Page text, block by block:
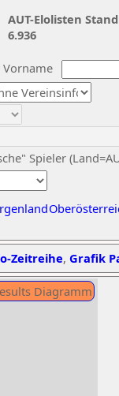
Vorname
Spieler
AUT-Elolisten
6.936
Zeitreihe, Grafik